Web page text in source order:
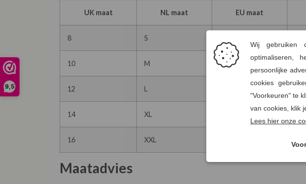
9,5
UK maat NL maat EU maat
8 S
10 M 38
12 L
14 XL 104
16 XXL
Maatadvies